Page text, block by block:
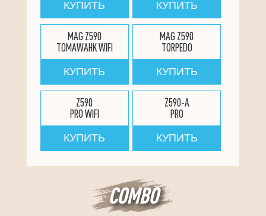
КУПИТЬ
КУПИТЬ
MAG Z590
TOMAWAHK WIFI
КУПИТЬ
MAG Z590
TORPEDO
КУПИТЬ
Z590
PRO WIFI
КУПИТЬ
Z590-A
PRO
КУПИТЬ
COMBO